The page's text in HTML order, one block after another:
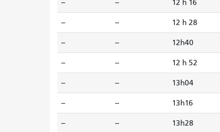
-- -- 12 h 16
-- -- 12 h 28
-- -- 12h40
-- -- 12 h 52
-- -- 13h04
-- -- 13h16
-- -- 13h28